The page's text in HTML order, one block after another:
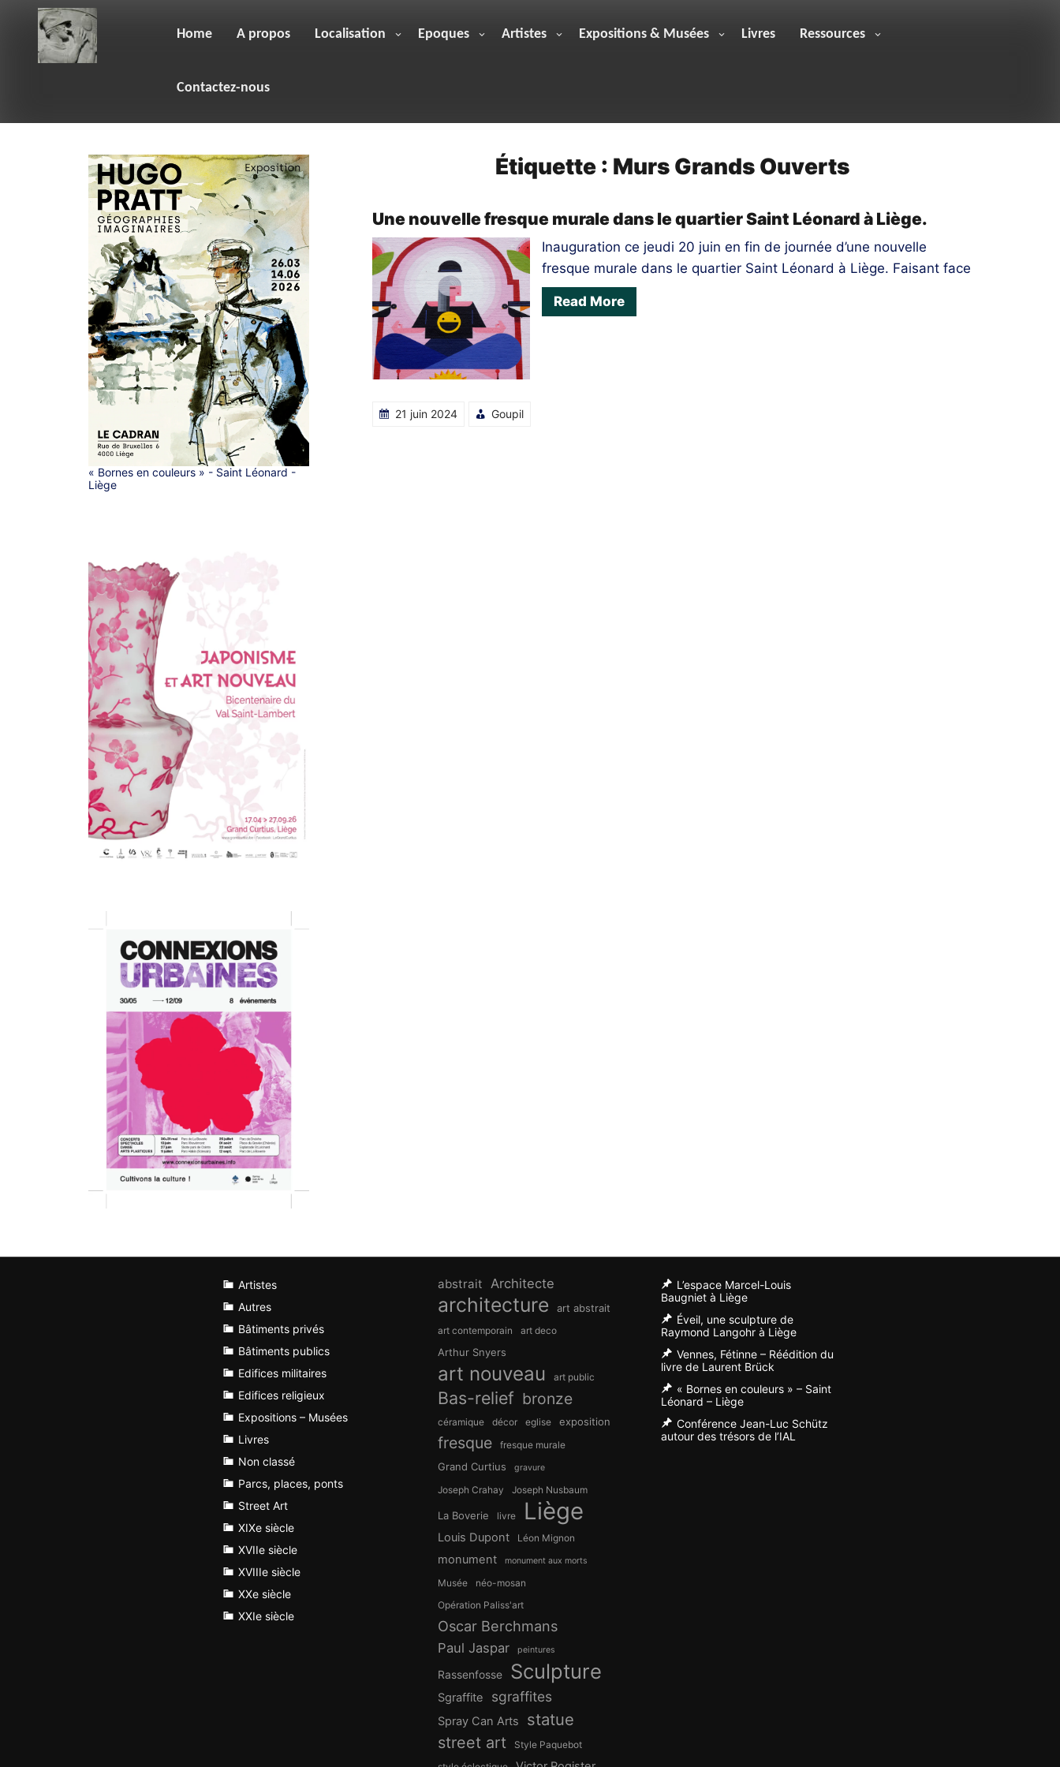
Home A propos Localisation Epoques Artistes Expositions & Musées Livres Ressources
Contactez-nous
Étiquette : Murs Grands Ouverts
Une nouvelle fresque murale dans le quartier Saint Léonard à Liège.
Inauguration ce jeudi 20 juin en fin de journée d’une nouvelle
fresque murale dans le quartier Saint Léonard à Liège. Faisant face
Read More
21 juin 2024 Goupil
« Bornes en couleurs » - Saint Léonard -
Liège
Artistes
Autres
Bâtiments privés
Bâtiments publics
Edifices militaires
Edifices religieux
Expositions – Musées
Livres
Non classé
Parcs, places, ponts
Street Art
XIXe siècle
XVIIe siècle
XVIIIe siècle
XXe siècle
XXIe siècle
abstrait Architecte
architecture art abstrait
art contemporain art deco
Arthur Snyers
art nouveau art public
Bas-relief bronze
céramique décor eglise exposition
fresque fresque murale
Grand Curtius gravure
Joseph Crahay Joseph Nusbaum
La Boverie livre Liège
Louis Dupont Léon Mignon
monument monument aux morts
Musée
néo-mosan
Opération Paliss'art
Oscar Berchmans
Paul Jaspar peintures
Rassenfosse Sculpture
Sgraffite sgraffites
Spray Can Arts statue
street art
Style Paquebot
L’espace Marcel-Louis
Baugniet à Liège
Éveil, une sculpture de
Raymond Langohr à Liège
Vennes, Fétinne – Réédition du
livre de Laurent Brück
« Bornes en couleurs » – Saint
Léonard – Liège
Conférence Jean-Luc Schütz
autour des trésors de l’IAL